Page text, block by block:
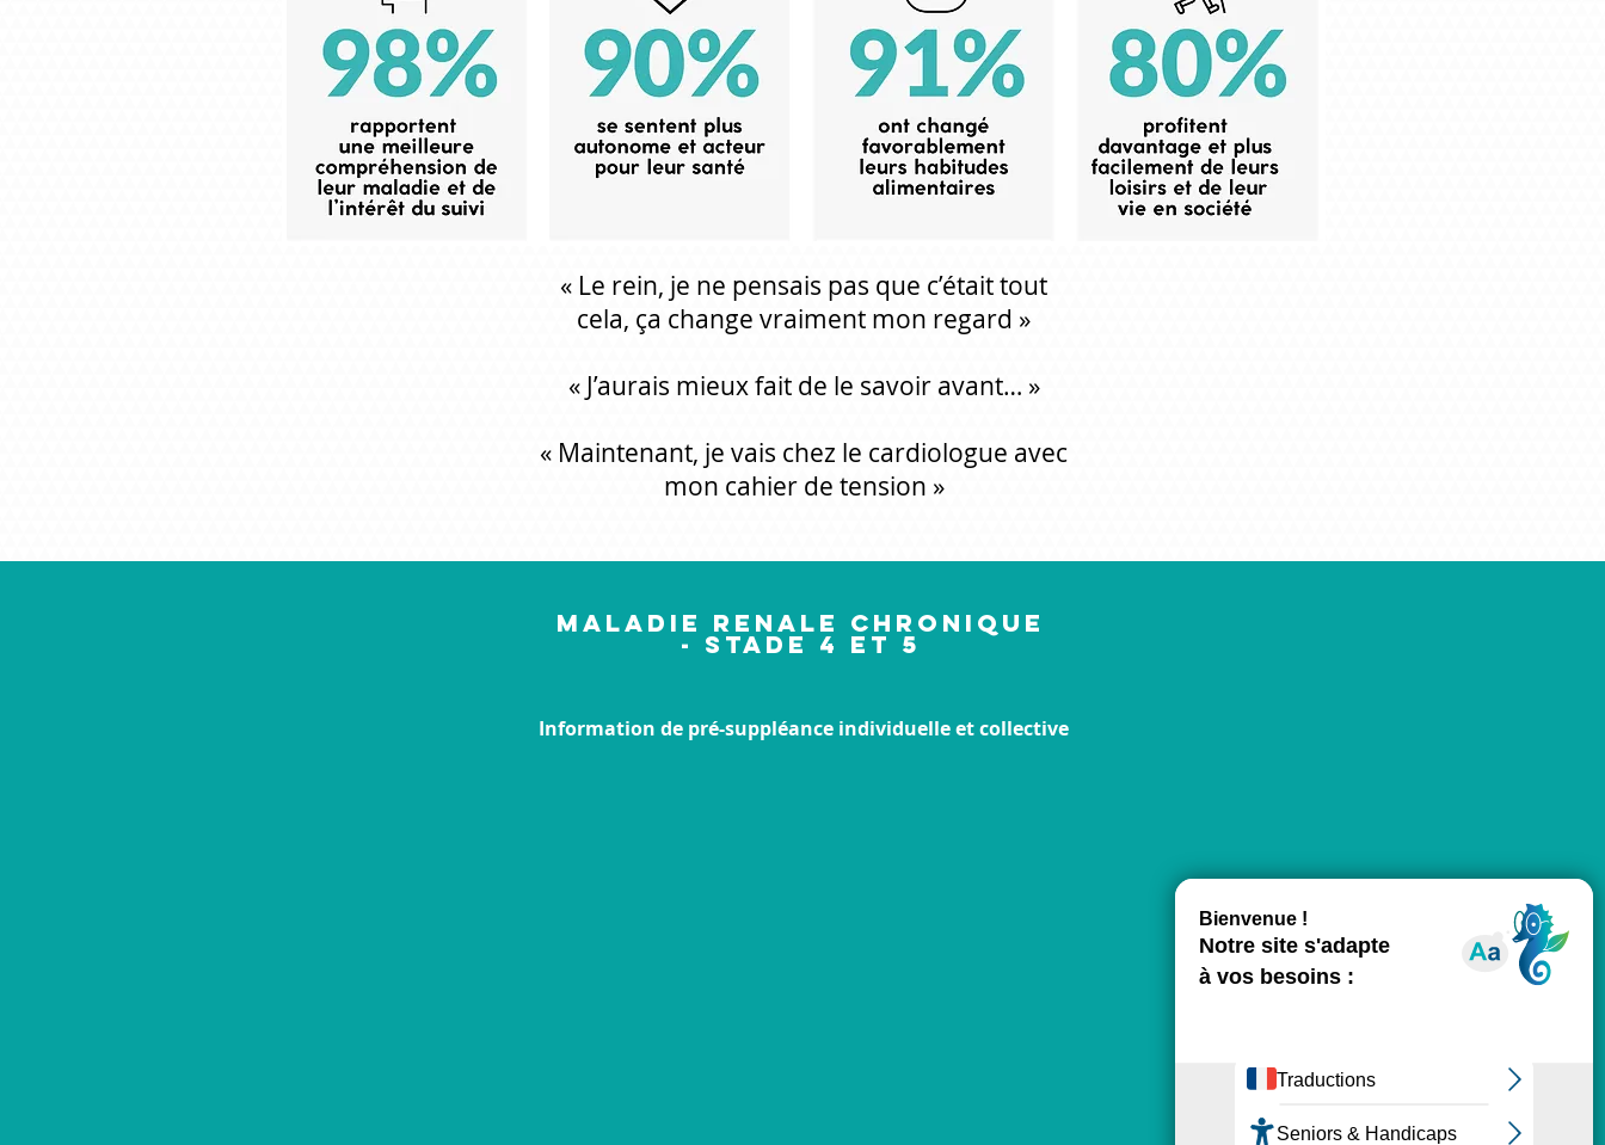
« Le rein, je ne pensais pas que c’était tout
cela, ça change vraiment mon regard »
« J’aurais mieux fait de le savoir avant… »
« Maintenant, je vais chez le cardiologue avec
mon cahier de tension »
MALADIE RENALE CHRONIQUE
- STADE 4 ET 5
Information de pré-suppléance individuelle et collective